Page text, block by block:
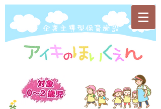
​企業主導型保育施設